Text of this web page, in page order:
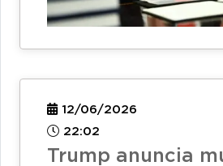
12/06/2026
22:02
Trump anuncia